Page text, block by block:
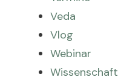
Veda
Vlog
Webinar
Wissenschaft